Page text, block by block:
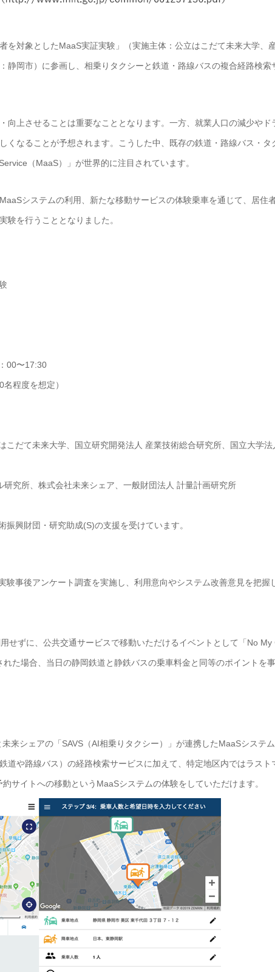
を対象としたMaaS実証実験」（実施主体：公立はこだて未来大学、
静岡市）に参画し、相乗りタクシーと鉄道・路線バスの複合経路検索
向上させることは重要なこととなります。一方、就業人口の減少やド
くなることが予想されます。こうした中、既存の鉄道・路線バス・タ
（MaaS）」が世界的に注目されています。
システムの利用、新たな移動サービスの体験乗車を通じて、居住
験を行うこととなりました。
00〜17:30
程度を想定）
こだて未来大学、国立研究開発法人 産業技術総合研究所、国立大学法
究所、株式会社未来シェア、一般財団法人 計量計画研究所
興財団・研究助成(S)の支援を受けています。
験事後アンケート調査を実施し、利用意向やシステム改善意見を把握
せずに、公共交通サービスで移動いただけるイベントとして「No My
た場合、当日の静岡鉄道と静鉄バスの乗車料金と同等のポイントを
来シェアの「SAVS（AI相乗りタクシー）」が連携したMaaSシステ
道や路線バス）の経路検索サービスに加えて、特定地区内ではラスト
サイトへの移動というMaaSシステムの体験をしていただけます。